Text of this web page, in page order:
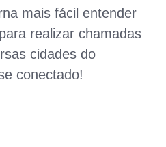
mais fácil entender
realizar chamadas
cidades do
conectado!